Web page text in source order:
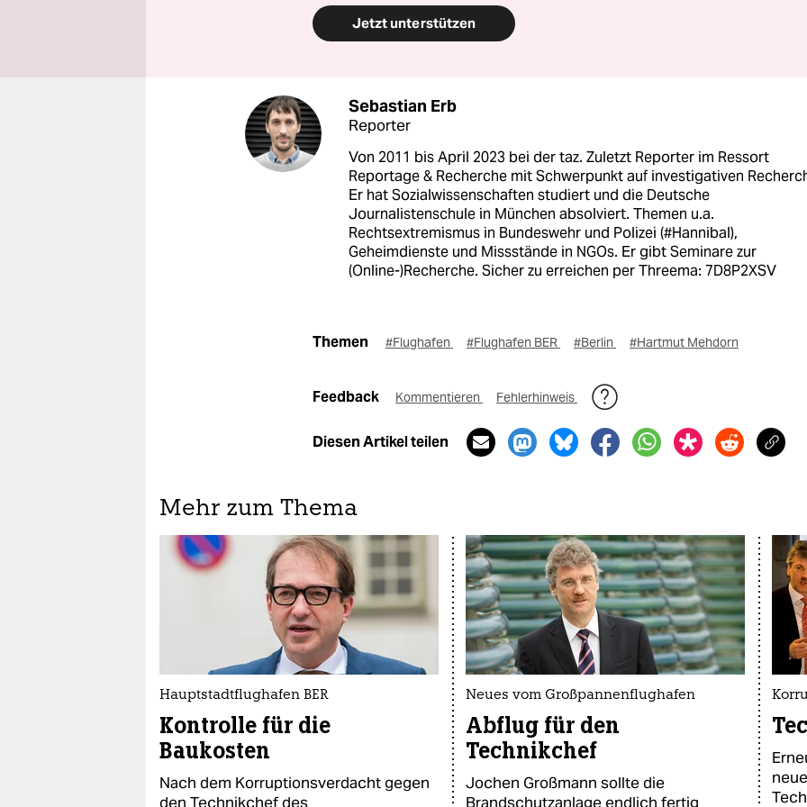
Jetzt unterstützen
Sebastian Erb
Reporter
Von 2011 bis April 2023 bei der taz. Zuletzt Reporter im Ressort
Reportage & Recherche mit Schwerpunkt auf investigativen
Er hat Sozialwissenschaften studiert und die Deutsche
Journalistenschule in München absolviert. Themen u.a.
Rechtsextremismus in Bundeswehr und Polizei (#Hannibal),
Geheimdienste und Missstände in NGOs. Er gibt Seminare zur
(Online-)Recherche. Sicher zu erreichen per Threema: 7D8P2XSV
Themen #Flughafen #Flughafen BER #Berlin #Hartmut Mehdorn
Feedback Kommentieren Fehlerhinweis
Diesen Artikel teilen
Mehr zum Thema
Hauptstadtflughafen BER
Kontrolle für die
Baukosten
Nach dem Korruptionsverdacht gegen
den Technikchef des
Neues vom Großpannenflughafen
Abflug für den
Technikchef
Jochen Großmann sollte die
Brandschutzanlage endlich fertig